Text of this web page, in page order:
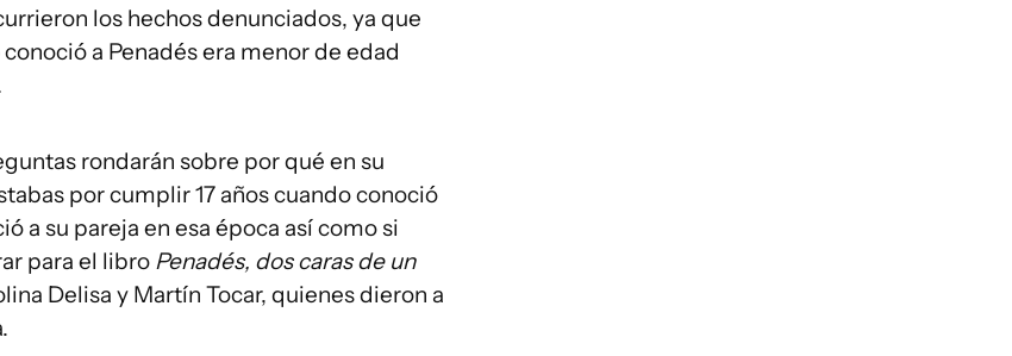
los hechos denunciados, ya que
a Penadés era menor de edad
rondarán sobre por qué en su
por cumplir 17 años cuando conoció
a su pareja en esa época así como si
para el libro Penadés, dos caras de un
Delisa y Martín Tocar, quienes dieron a